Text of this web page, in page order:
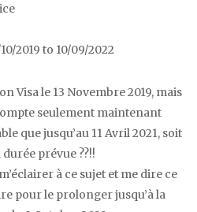
2019 to 10/09/2022
Visa le 13 Novembre 2019, mais
seulement maintenant
que jusqu’au 11 Avril 2021, soit
prévue ??!!
à ce sujet et me dire ce
pour le prolonger jusqu’à la